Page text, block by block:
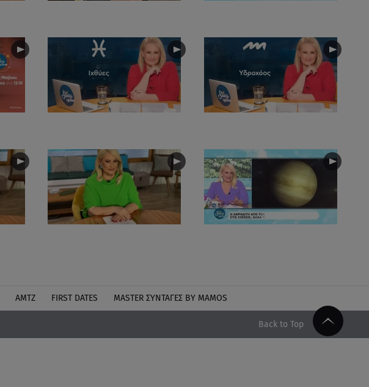
ΑΜΤΖ FIRST DATES MASTER ΣΥΝΤΑΓΈΣ BY MAMOS
Back to Top